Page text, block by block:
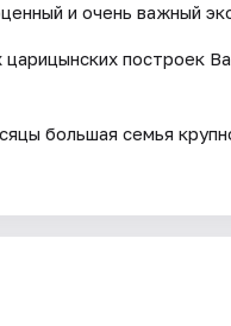
и очень важный
построек
большая семья